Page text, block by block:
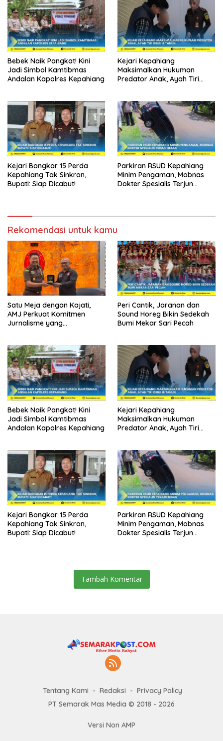
Bebek Naik Pangkat! Kini
Jadi Simbol Kamtibmas
Andalan Kapolres Kepahiang
Kejari Kepahiang
Maksimalkan Hukuman
Predator Anak, Ayah Tiri
Kejari Bongkar 15 Perda
Kepahiang Tak Sinkron,
Bupati: Siap Dicabut!
Parkiran RSUD Kepahiang
Minim Pengaman, Mobnas
Dokter Spesialis Terjun
Rekomendasi untuk kamu
Satu Meja dengan Kajati,
AMJ Perkuat Komitmen
Jurnalisme yang
Peri Cantik, Jaranan dan
Sound Horeg Bikin Sedekah
Bumi Mekar Sari Pecah
Bebek Naik Pangkat! Kini
Jadi Simbol Kamtibmas
Andalan Kapolres Kepahiang
Kejari Kepahiang
Maksimalkan Hukuman
Predator Anak, Ayah Tiri
Kejari Bongkar 15 Perda
Kepahiang Tak Sinkron,
Bupati: Siap Dicabut!
Parkiran RSUD Kepahiang
Minim Pengaman, Mobnas
Dokter Spesialis Terjun
Tambah Komentar
Tentang Kami Redaksi
Privacy Policy
PT Semarak Mas Media © 2018 - 2026
Versi Non AMP